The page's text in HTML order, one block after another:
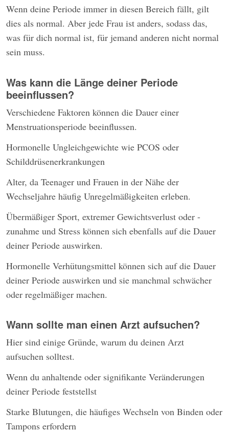
Wenn deine Periode immer in diesen Bereich fällt, gilt
dies als normal. Aber jede Frau ist anders, sodass das,
was für dich normal ist, für jemand anderen nicht normal
sein muss.
Was kann die Länge deiner Periode
beeinflussen?
Verschiedene Faktoren können die Dauer einer
Menstruationsperiode beeinflussen.
Hormonelle Ungleichgewichte wie PCOS oder
Schilddrüsenerkrankungen
Alter, da Teenager und Frauen in der Nähe der
Wechseljahre häufig Unregelmäßigkeiten erleben.
Übermäßiger Sport, extremer Gewichtsverlust oder -
zunahme und Stress können sich ebenfalls auf die Dauer
deiner Periode auswirken.
Hormonelle Verhütungsmittel können sich auf die Dauer
deiner Periode auswirken und sie manchmal schwächer
oder regelmäßiger machen.
Wann sollte man einen Arzt aufsuchen?
Hier sind einige Gründe, warum du deinen Arzt
aufsuchen solltest.
Wenn du anhaltende oder signifikante Veränderungen
deiner Periode feststellst
Starke Blutungen, die häufiges Wechseln von Binden oder
Tampons erfordern